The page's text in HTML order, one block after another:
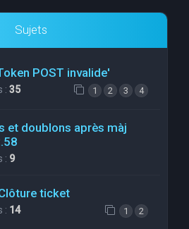
Sujets
POST invalide'
: 35 1 2 3 4
et doublons après màj
: 9
ticket
: 14 1 2